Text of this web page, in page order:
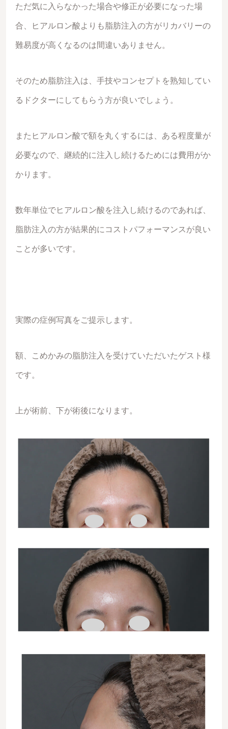
ただ気に入らなかった場合や修正が必要になった場
合、ヒアルロン酸よりも脂肪注入の方がリカバリーの
難易度が高くなるのは間違いありません。
そのため脂肪注入は、手技やコンセプトを熟知してい
るドクターにしてもらう方が良いでしょう。
またヒアルロン酸で額を丸くするには、ある程度量が
必要なので、継続的に注入し続けるためには費用がか
かります。
数年単位でヒアルロン酸を注入し続けるのであれば、
脂肪注入の方が結果的にコストパフォーマンスが良い
ことが多いです。
実際の症例写真をご提示します。
額、こめかみの脂肪注入を受けていただいたゲスト様
です。
上が術前、下が術後になります。